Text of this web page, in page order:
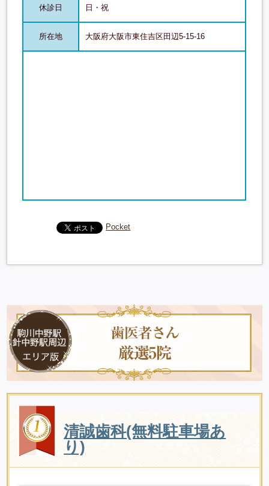
休診日 日・祝
所在地 大阪府大阪市東住吉区田辺5-15-16
Pocket
清誠歯科(無料駐車場あ
り)